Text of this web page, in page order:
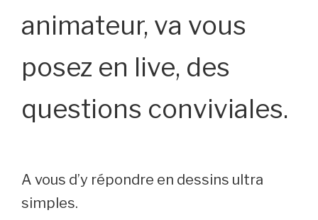
animateur, va vous
posez en live, des
questions conviviales.
A vous d’y répondre en dessins ultra
simples.